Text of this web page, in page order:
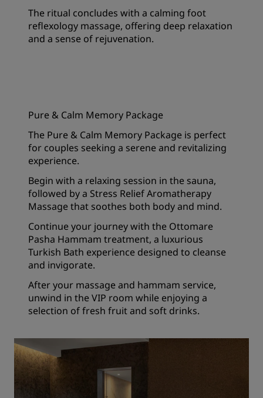
The ritual concludes with a calming foot
reflexology massage, offering deep relaxation
and a sense of rejuvenation.
Pure & Calm Memory Package
The Pure & Calm Memory Package is perfect
for couples seeking a serene and revitalizing
experience.
Begin with a relaxing session in the sauna,
followed by a Stress Relief Aromatherapy
Massage that soothes both body and mind.
Continue your journey with the Ottomare
Pasha Hammam treatment, a luxurious
Turkish Bath experience designed to cleanse
and invigorate.
After your massage and hammam service,
unwind in the VIP room while enjoying a
selection of fresh fruit and soft drinks.